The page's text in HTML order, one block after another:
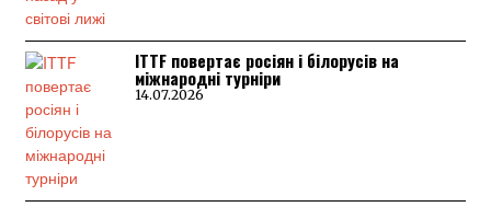
ITTF повертає росіян і білорусів на
міжнародні турніри
14.07.2026